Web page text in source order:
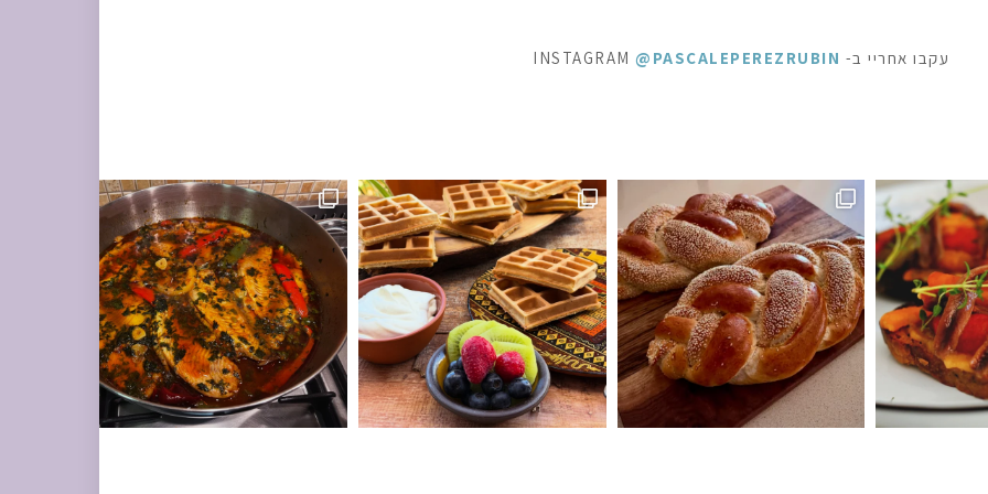
עקבו אחריי ב- INSTAGRAM @PASCALEPEREZRUBIN
#חלהלשבת #
מתוקה - ופל בלגי, בלינצ׳ס ובראוניז שוקולד: ק⁨ לפעמים כל מילה מיותרת . סיר דגים עשיר בעשבי תיבו